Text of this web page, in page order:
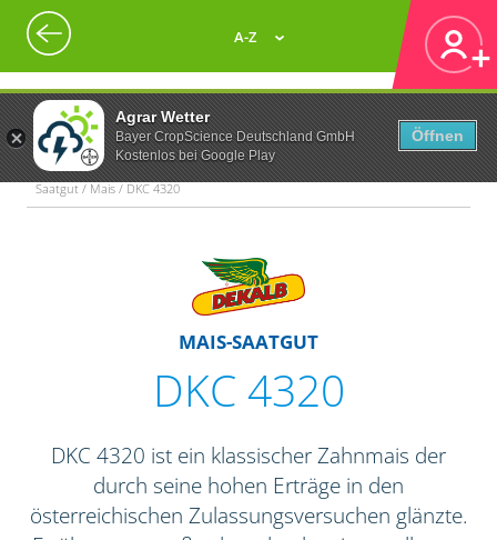
Agrar Wetter
Bayer CropScience Deutschland GmbH
Kostenlos bei Google Play
Öffnen
A-Z
Saatgut / Mais / DKC 4320
MAIS-SAATGUT
DKC 4320
DKC 4320 ist ein klassischer Zahnmais der
durch seine hohen Erträge in den
österreichischen Zulassungsversuchen glänzte.